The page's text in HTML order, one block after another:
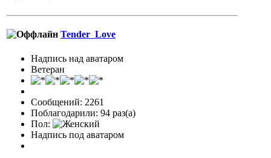
Tender_Love
Надпись над аватаром
Ветеран
Сообщений: 2261
Поблагодарили: 94 раз(а)
Пол:
Надпись под аватаром